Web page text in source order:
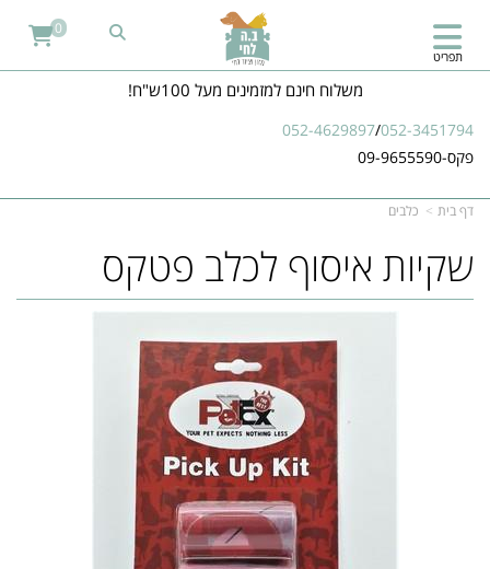
משלוח חינם למזמינים מעל 100ש"ח!
052-4629897/052-3451794
פקס-09-9655590
תפריט
0
דף בית כלבים
שקיות איסוף לכלב פטקס